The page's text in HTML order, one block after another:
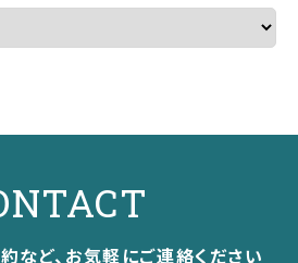
など、お気軽にご連絡ください